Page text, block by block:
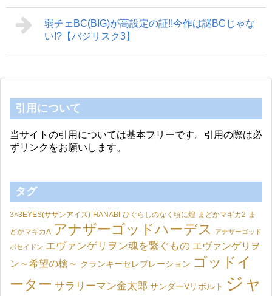
弱チェBC(BIG)が高設定の証!!今作は謎BCじゃな
い!?【バジリスク3】
引用について
当サイトの引用については基本フリーです。引用の際は必
ずリンクをお願いします。
タグ
3×3EYES(サザンアイズ) HANABI ひぐらしのなく頃に煌 まどかマギカ2 ま
どかマギカA アナザーゴッドハーデス アナザーゴッド
ポセイドン エヴァンゲリヲン魂を繋ぐもの エヴァンゲリヲ
ン～希望の槍～ クランキーセレブレーション ゴッドイ
ーター サラリーマン金太郎 サンダーVリボルト
ジャ